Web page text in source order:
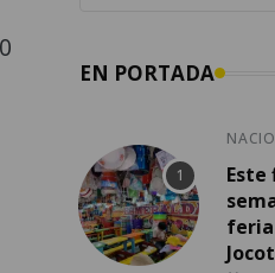
EN PORTADA
Este